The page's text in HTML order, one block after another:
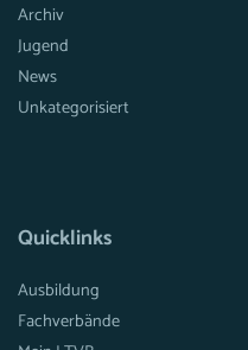
Archiv
Jugend
News
Unkategorisiert
Quicklinks
Ausbildung
Fachverbände